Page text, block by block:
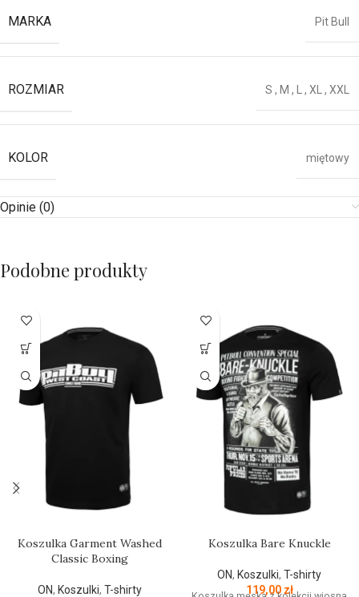
MARKA
Pit Bull
ROZMIAR S , M , L, XL, XXL
KOLOR miętowy
Opinie (0)
Podobne produkty
Koszulka Garment Washed
Classic Boxing
ON, Koszulki, T-shirty
Koszulka Bare Knuckle
ON, Koszulki, T-shirty
119,00 zł